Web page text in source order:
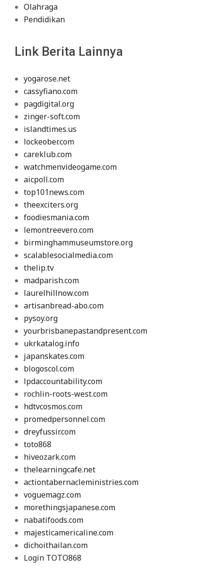
Olahraga
Pendidikan
Link Berita Lainnya
yogarose.net
cassyfiano.com
pagdigital.org
zinger-soft.com
islandtimes.us
lockeober.com
careklub.com
watchmenvideogame.com
aicpoll.com
top101news.com
theexciters.org
foodiesmania.com
lemontreevero.com
birminghammuseumstore.org
scalablesocialmedia.com
thelip.tv
madparish.com
laurelhillnow.com
artisanbread-abo.com
pysoy.org
yourbrisbanepastandpresent.com
ukrkatalog.info
japanskates.com
blogoscol.com
lpdaccountability.com
rochlin-roots-west.com
hdtvcosmos.com
promedpersonnel.com
dreyfussir.com
toto868
hiveozark.com
thelearningcafe.net
actiontabernacleministries.com
voguemagz.com
morethingsjapanese.com
nabatifoods.com
majesticamericaline.com
dichoithailan.com
Login TOTO868